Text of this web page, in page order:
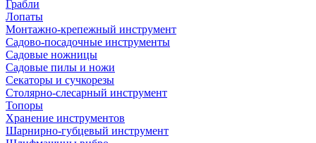
Грабли
Лопаты
Монтажно-крепежный инструмент
Садово-посадочные инструменты
Садовые ножницы
Садовые пилы и ножи
Секаторы и сучкорезы
Столярно-слесарный инструмент
Топоры
Хранение инструментов
Шарнирно-губцевый инструмент